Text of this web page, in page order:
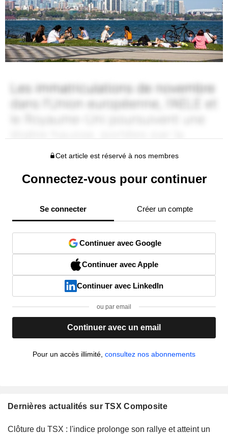
Cet article est réservé à nos membres
Connectez-vous pour continuer
Se connecter Créer un compte
Continuer avec Google
Continuer avec Apple
Continuer avec LinkedIn
ou par email
Continuer avec un email
Pour un accès illimité, consultez nos abonnements
Dernières actualités sur TSX Composite
Clôture du TSX : l'indice prolonge son rallye et atteint un